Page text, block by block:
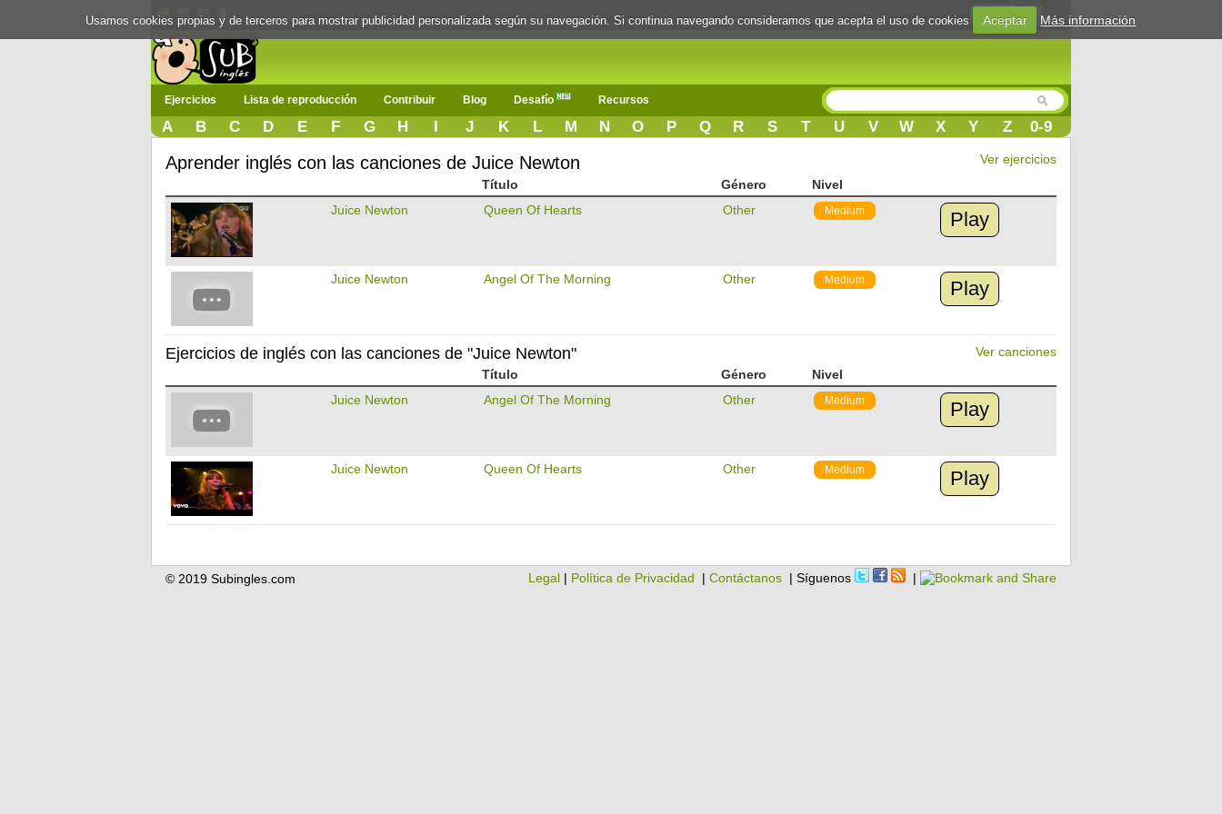
Login
Ejercicios Lista de reproducción Contribuir Blog Desafío Recursos
A B C D E F G H I J K L M N O P Q R S T U V W X Y Z 0-9
Ver ejercicios
Aprender inglés con las canciones de Juice Newton
Título Género
Nivel
Juice Newton
Queen Of Hearts Other Medium Play
Juice Newton Angel Of The Morning Other Medium Play
Ver canciones
Ejercicios de inglés con las canciones de "Juice Newton"
Título Género
Nivel
Juice Newton
Angel Of The Morning Other Medium Play
Juice Newton Queen Of Hearts Other Medium Play
Legal | Política de Privacidad | Contáctanos | Síguenos |
© 2019 Subingles.com
Usamos cookies propias y de terceros para mostrar publicidad personalizada según su navegación. Si continua navegando consideramos que acepta el uso de cookies Aceptar Más información